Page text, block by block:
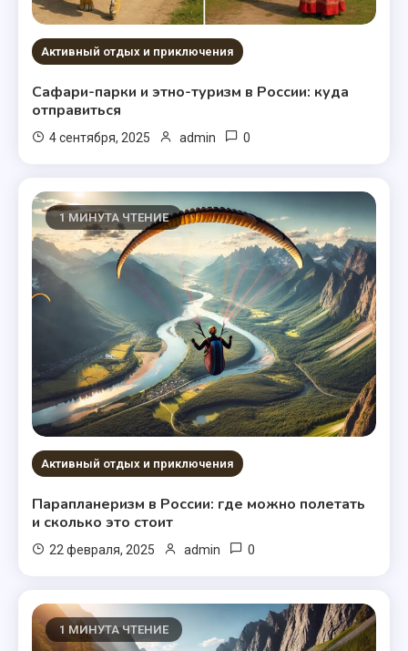
Активный отдых и приключения
Сафари-парки и этно-туризм в России: куда
отправиться
4 сентября, 2025 admin 0
1 МИНУТА ЧТЕНИЕ
Активный отдых и приключения
Парапланеризм в России: где можно полетать
и сколько это стоит
22 февраля, 2025 admin 0
1 МИНУТА ЧТЕНИЕ